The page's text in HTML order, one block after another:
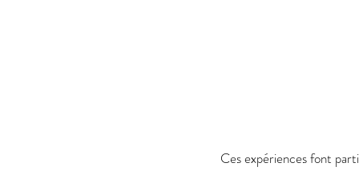
Ces expériences font